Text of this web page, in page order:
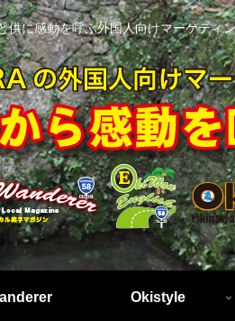
供に感動を呼ぶ外国人向けマーケティ
Okistyle